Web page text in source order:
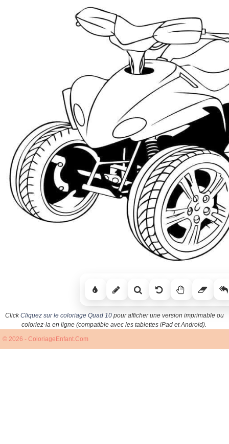
ClickCliquez sur le coloriage Quad 10 pour afficher une version imprimable ou
coloriez-la en ligne (compatible avec les tablettes iPad et Android).
© 2026 - ColoriageEnfant.Com